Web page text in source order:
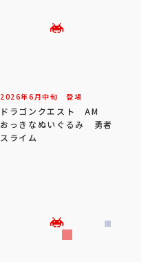
2026年6 月中旬 登場
ドラゴンクエスト AM
おっきなぬいぐるみ 勇者
スライム